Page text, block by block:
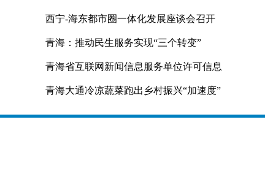
西宁-海东都市圈一体化发展座谈会召开
青海：推动民生服务实现“三个转变”
青海省互联网新闻信息服务单位许可信息
青海大通冷凉蔬菜跑出乡村振兴“加速度”